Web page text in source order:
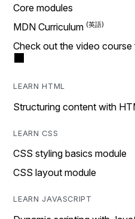
Core modules
MDN Curriculum
Check out the video
LEARN HTML
Structuring content with
LEARN CSS
CSS styling basics module
CSS layout module
LEARN JAVASCRIPT